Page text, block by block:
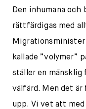
Den inhumana
rättfärdigas med
Migrationsminister
kallade ”volymer”
ställer en mänsklig
välfärd. Men det är
upp. Vi vet att